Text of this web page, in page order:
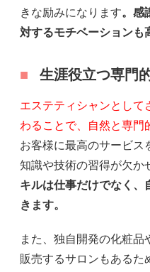
きな励みになります。感
対するモチベーションも
生涯役立つ専門
エステティシャンとして
わることで、自然と専門
お客様に最高のサービス
知識や技術の習得が欠か
キルは仕事だけでなく、
きます。
また、独自開発の化粧品
販売するサロンもあるた